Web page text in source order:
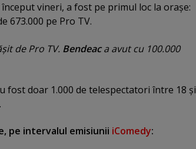
început vineri, a fost pe primul loc la oraşe:
673.000 pe Pro TV.
de Pro TV. Bendeaca avut cu 100.000
fost doar 1.000 de telespectatori între 18 şi
pe intervalul emisiunii iComedy: